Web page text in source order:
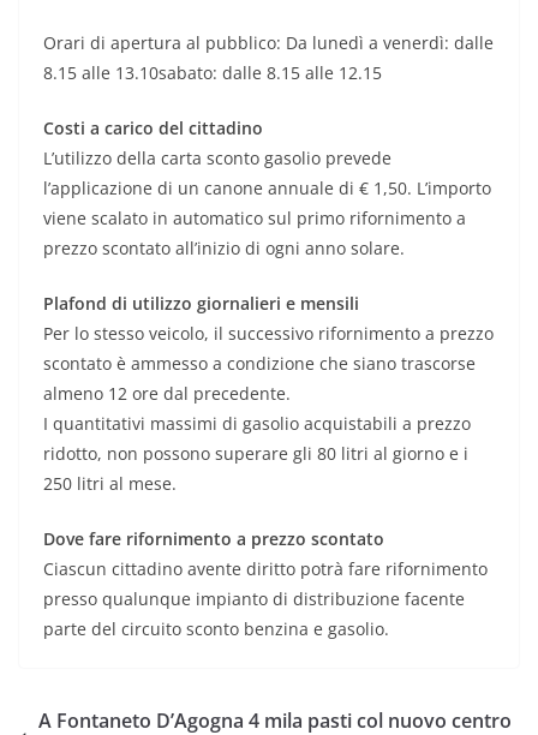
Orari di apertura al pubblico: Da lunedì a venerdì: dalle
8.15 alle 13.10sabato: dalle 8.15 alle 12.15
Costi a carico del cittadino
L’utilizzo della carta sconto gasolio prevede
l’applicazione di un canone annuale di € 1,50. L’importo
viene scalato in automatico sul primo rifornimento a
prezzo scontato all’inizio di ogni anno solare.
Plafond di utilizzo giornalieri e mensili
Per lo stesso veicolo, il successivo rifornimento a prezzo
scontato è ammesso a condizione che siano trascorse
almeno 12 ore dal precedente.
I quantitativi massimi di gasolio acquistabili a prezzo
ridotto, non possono superare gli 80 litri al giorno e i
250 litri al mese.
Dove fare rifornimento a prezzo scontato
Ciascun cittadino avente diritto potrà fare rifornimento
presso qualunque impianto di distribuzione facente
parte del circuito sconto benzina e gasolio.
A Fontaneto D’Agogna 4 mila pasti col nuovo centro